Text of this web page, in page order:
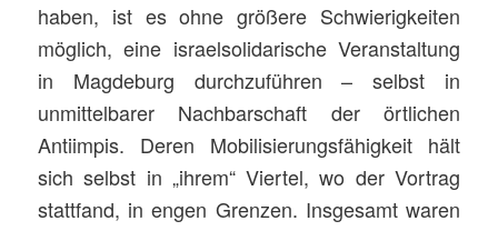
haben, ist es ohne größere Schwierigkeiten
möglich, eine israelsolidarische Veranstaltung
in Magdeburg durchzuführen – selbst in
unmittelbarer Nachbarschaft der örtlichen
Antiimpis. Deren Mobilisierungsfähigkeit hält
sich selbst in „ihrem“ Viertel, wo der Vortrag
stattfand, in engen Grenzen. Insgesamt waren